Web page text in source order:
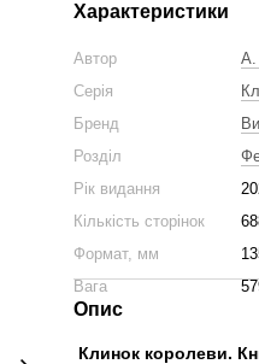
Характеристики
Автор
А.
Серія
Бренд
Розділ
Рік видання
Кількість сторінок
Формат, мм
Вага
Опис
Клинок королеви.